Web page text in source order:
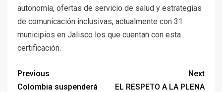
autonomía, ofertas de servicio de salud y estrategias
de comunicación inclusivas, actualmente con 31
municipios en Jalisco los que cuentan con esta
certificación.
Previous
Colombia suspenderá
Next
EL RESPETO A LA PLENA